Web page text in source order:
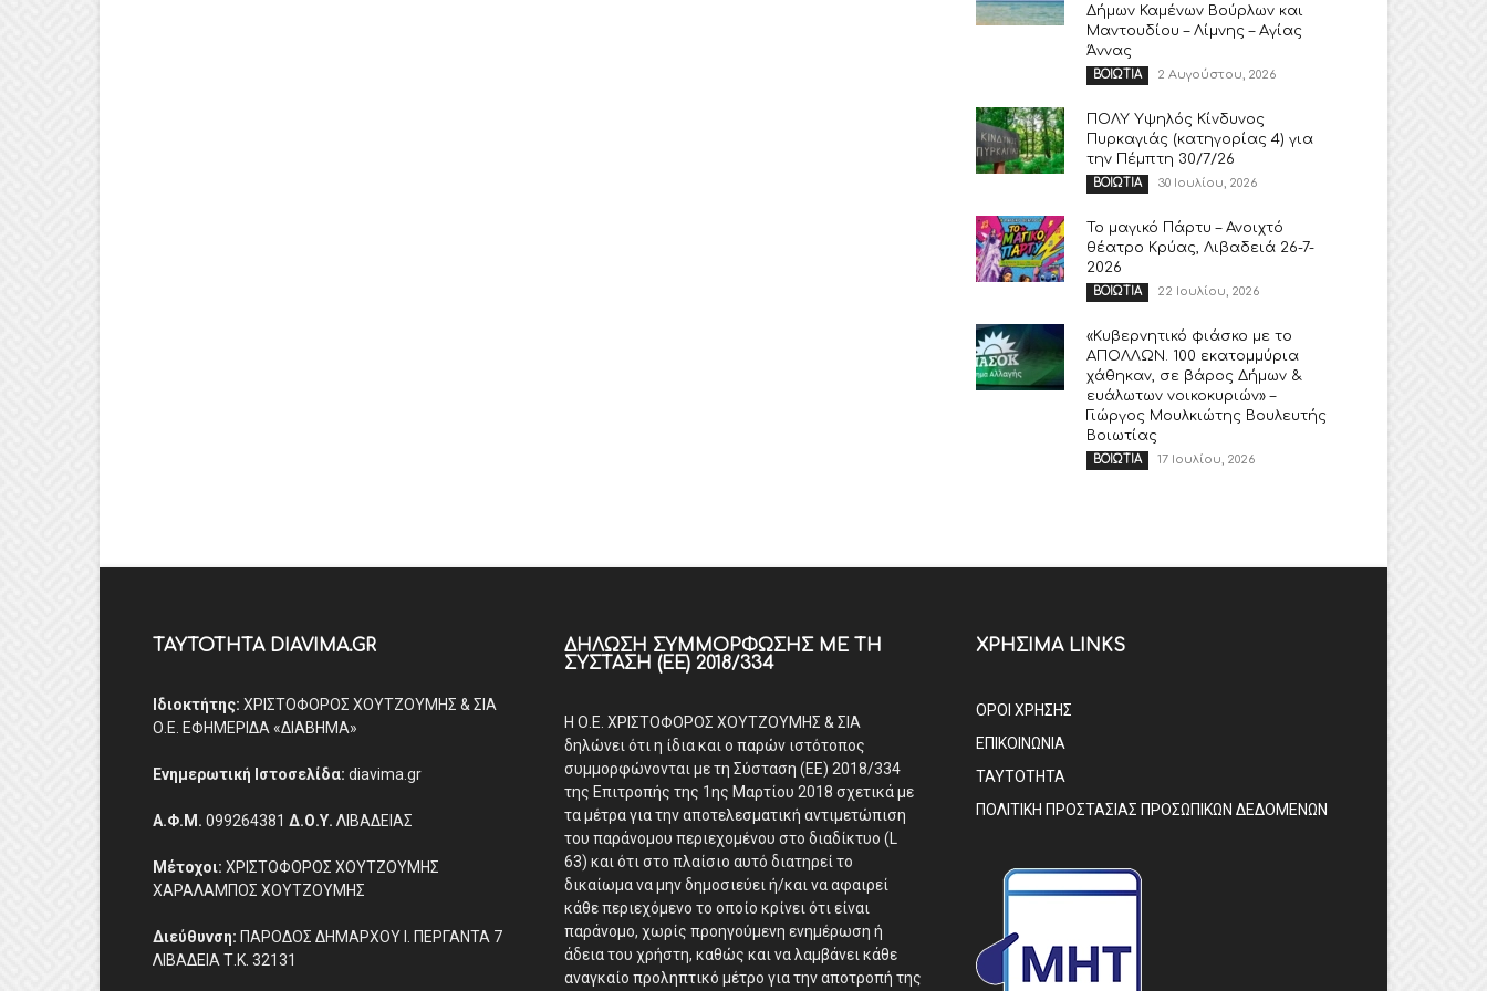
Δήμων Καμένων Βούρλων και
Μαντουδίου – Λίμνης – Αγίας
Άννας
ΒΟΙΩΤΙΑ 2 Αυγούστου, 2026
ΠΟΛΥ Υψηλός Κίνδυνος
Πυρκαγιάς (κατηγορίας 4) για
την Πέμπτη 30/7/26
ΒΟΙΩΤΙΑ 30 Ιουλίου, 2026
Το μαγικό Πάρτυ – Ανοιχτό
θέατρο Κρύας, Λιβαδειά 26-7-
2026
ΒΟΙΩΤΙΑ 22 Ιουλίου, 2026
«Κυβερνητικό φιάσκο με το
ΑΠΟΛΛΩΝ. 100 εκατομμύρια
χάθηκαν, σε βάρος Δήμων &
ευάλωτων νοικοκυριών» –
Γιώργος Μουλκιώτης Βουλευτής
Βοιωτίας
ΒΟΙΩΤΙΑ 17 Ιουλίου, 2026
ΤΑΥΤΟΤΗΤΑ DIAVIMA.GR
Ιδιοκτήτης: ΧΡΙΣΤΟΦΟΡΟΣ ΧΟΥΤΖΟΥΜΗΣ & ΣΙΑ
Ο.Ε. ΕΦΗΜΕΡΙΔΑ «ΔΙΑΒΗΜΑ»
Ενημερωτική Ιστοσελίδα: diavima.gr
Α.Φ.Μ. 099264381 Δ.Ο.Υ. ΛΙΒΑΔΕΙΑΣ
Μέτοχοι: ΧΡΙΣΤΟΦΟΡΟΣ ΧΟΥΤΖΟΥΜΗΣ
ΧΑΡΑΛΑΜΠΟΣ ΧΟΥΤΖΟΥΜΗΣ
Διεύθυνση: ΠΑΡΟΔΟΣ ΔΗΜΑΡΧΟΥ Ι. ΠΕΡΓΑΝΤΑ 7
ΛΙΒΑΔΕΙΑ Τ.Κ. 32131
ΔΉΛΩΣΗ ΣΥΜΜΌΡΦΩΣΗΣ ΜΕ ΤΗ
ΣΎΣΤΑΣΗ (ΕΕ) 2018/334
Η Ο.Ε. ΧΡΙΣΤΟΦΟΡΟΣ ΧΟΥΤΖΟΥΜΗΣ & ΣΙΑ
δηλώνει ότι η ίδια και ο παρών ιστότοπος
συμμορφώνονται με τη Σύσταση (ΕΕ) 2018/334
της Επιτροπής της 1ης Μαρτίου 2018 σχετικά με
τα μέτρα για την αποτελεσματική αντιμετώπιση
του παράνομου περιεχομένου στο διαδίκτυο (L
63) και ότι στο πλαίσιο αυτό διατηρεί το
δικαίωμα να μην δημοσιεύει ή/και να αφαιρεί
κάθε περιεχόμενο το οποίο κρίνει ότι είναι
παράνομο, χωρίς προηγούμενη ενημέρωση ή
άδεια του χρήστη, καθώς και να λαμβάνει κάθε
αναγκαίο προληπτικό μέτρο για την αποτροπή της
ΧΡΗΣΙΜΑ LINKS
ΟΡΟΙ ΧΡΗΣΗΣ
ΕΠΙΚΟΙΝΩΝΙΑ
ΤΑΥΤΟΤΗΤΑ
ΠΟΛΙΤΙΚΗ ΠΡΟΣΤΑΣΙΑΣ ΠΡΟΣΩΠΙΚΩΝ ΔΕΔΟΜΕΝΩΝ